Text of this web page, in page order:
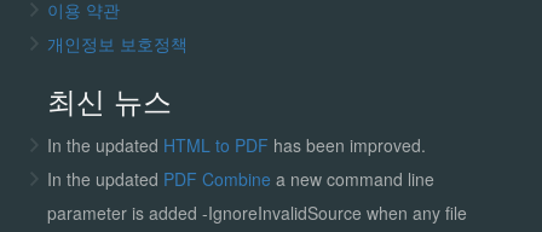
이용 약관
개인정보 보호정책
최신 뉴스
In the updated HTML to PDF has been improved.
In the updated PDF Combine a new command line
parameter is added -IgnoreInvalidSource when any file